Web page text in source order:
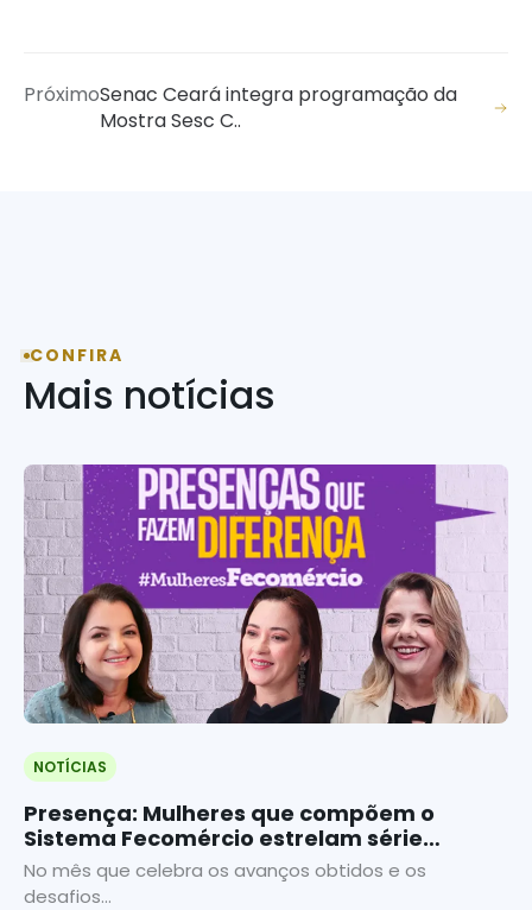
PróximoSenac Ceará integra programação da
Mostra Sesc C..
CONFIRA
Mais notícias
NOTÍCIAS
Presença: Mulheres que compõem o
Sistema Fecomércio estrelam série
documental nas redes
No mês que celebra os avanços obtidos e os
desafios...